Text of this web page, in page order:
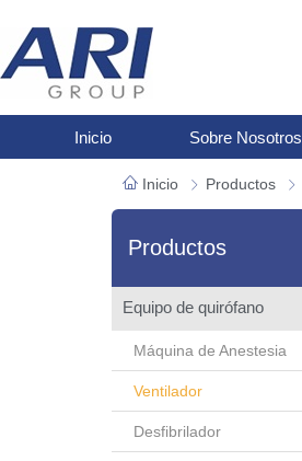
Inicio Sobre Nosotros
Inicio Productos
Productos
Equipo de quirófano
Máquina de Anestesia
Ventilador
Desfibrilador